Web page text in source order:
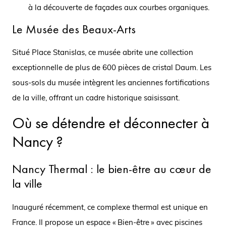
à la découverte de façades aux courbes organiques.
Le Musée des Beaux-Arts
Situé Place Stanislas, ce musée abrite une collection
exceptionnelle de plus de 600 pièces de cristal Daum. Les
sous-sols du musée intègrent les anciennes fortifications
de la ville, offrant un cadre historique saisissant.
Où se détendre et déconnecter à
Nancy ?
Nancy Thermal : le bien-être au cœur de
la ville
Inauguré récemment, ce complexe thermal est unique en
France. Il propose un espace « Bien-être » avec piscines